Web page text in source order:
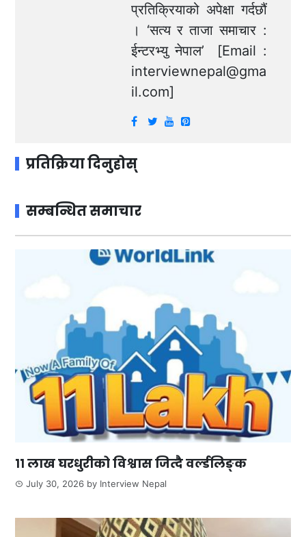
प्रतिक्रियाको अपेक्षा गर्दछौं
। ‘सत्य र ताजा समाचार :
ईन्टरभ्यु नेपाल’ [Email :
interviewnepal@gma
il.com]
प्रतिक्रिया दिनुहोस्
सम्बन्धित समाचार
११ लाख घरधुरीको विश्वास जित्दै वर्ल्डलिङ्क
July 30, 2026 by Interview Nepal